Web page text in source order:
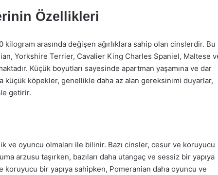
Özellikleri
arasında değişen ağırlıklara sahip olan cinslerdir. Bu
Yorkshire Terrier, Cavalier King Charles Spaniel, Maltese
Küçük boyutları sayesinde apartman yaşamına ve dar
küçük köpekler, genellikle daha az alan gereksinimi duyarlar,
getirir.
ve oyuncu olmaları ile bilinir. Bazı cinsler, cesur ve koruyucu
arzusu taşırken, bazıları daha utangaç ve sessiz bir yapıya
bir yapıya sahipken, Pomeranian daha oyuncu ve